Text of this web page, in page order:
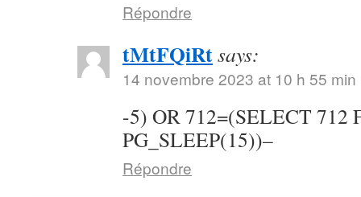
Répondre
tMtFQiRtsays:
14 novembre 2023 at 10 h 55 min
-5) OR 712=(SELECT 712
PG_SLEEP(15))–
Répondre